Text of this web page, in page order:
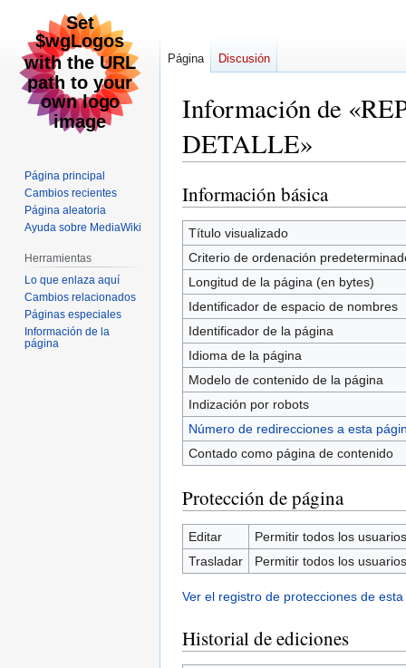
Información de
DETALLE»
Ir
a
la
navegación
Ir
a
la
búsqueda
Información básica
Título visualizado
Criterio de ordenación
Longitud de la página (en bytes)
Identificador de espacio de nombres
Identificador de la página
Idioma de la página
Modelo de contenido de la página
Indización por robots
Número de redirecciones a esta
Contado como página de contenido
Protección de página
Editar
Permitir todos los
Trasladar
Permitir todos los
Ver el registro de protecciones de
Historial de ediciones
Página Discusión
Página principal
Cambios recientes
Página aleatoria
Ayuda sobre MediaWiki
Herramientas
Lo que enlaza aquí
Cambios relacionados
Páginas especiales
Información de la
página